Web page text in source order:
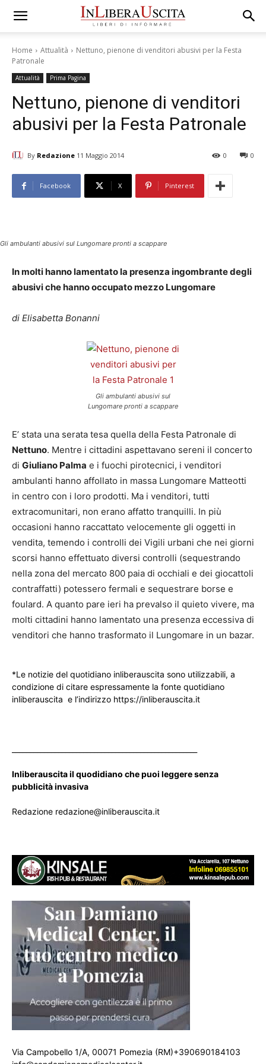
Home Attualità
Nettuno, pienone di venditori abusivi per la Festa
Patronale
Attualità Prima Pagina
Nettuno, pienone di venditori
abusivi per la Festa Patronale
By Redazione 11 Maggio 2014 0
0
Facebook X Pinterest
Gli ambulanti abusivi sul Lungomare pronti a scappare
In molti hanno lamentato la presenza ingombrante degli
abusivi che hanno occupato mezzo Lungomare
di Elisabetta Bonanni
Gli ambulanti abusivi sul
Lungomare pronti a scappare
E’ stata una serata tesa quella della Festa Patronale di
Nettuno. Mentre i cittadini aspettavano sereni il concerto
di Giuliano Palma e i fuochi pirotecnici, i venditori
ambulanti hanno affollato in massa Lungomare Matteotti
in centro con i loro prodotti. Ma i venditori, tutti
extracomunitari, non erano affatto tranquilli. In più
occasioni hanno raccattato velocemente gli oggetti in
vendita, temendo i controlli dei Vigili urbani che nei giorni
scorsi hanno effettuato diversi controlli (sequestrando
nella zona del mercato 800 paia di occhiali e dei giocattoli
contraffatti) potessero fermali e sequestrare borse e
foulard. A quanto pare ieri ha prevalso il quieto vivere, ma
molti cittadini hanno lamentato una presenza eccessiva di
venditori che hanno trasformato il Lungomare in un bazar.
*Le notizie del quotidiano inliberauscita sono utilizzabili, a
condizione di citare espressamente la fonte quotidiano
inliberauscita e l’indirizzo https://inliberauscita.it
Inliberauscita il quodidiano che puoi leggere senza
pubblicità invasiva
Redazione redazione@inliberauscita.it
Via Campobello 1/A, 00071 Pomezia (RM)+390690184103